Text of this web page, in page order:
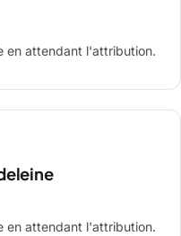
en attendant l'attribution.
en attendant l'attribution.